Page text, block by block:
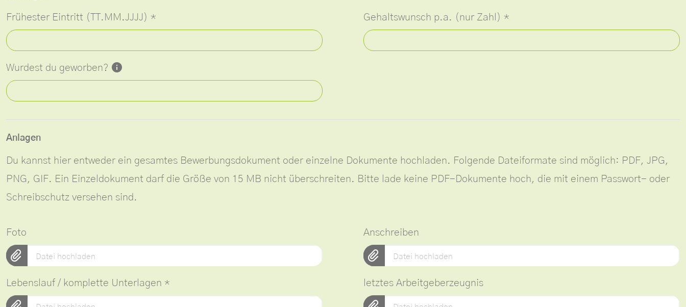
Frühester Eintritt (TT.MM.JJJJ) * Gehaltswunsch p.a. (nur Zahl) *
Wurdest du geworben?
Anlagen
Du kannst hier entweder ein gesamtes Bewerbungsdokument oder einzelne Dokumente hochladen. Folgende Dateiformate sind möglich: PDF, JPG,
PNG, GIF. Ein Einzeldokument darf die Größe von 15 MB nicht überschreiten. Bitte lade keine PDF-Dokumente hoch, die mit einem Passwort- oder
Schreibschutz versehen sind.
Foto
Datei hochladen
Anschreiben
Datei hochladen
Lebenslauf / komplette Unterlagen * letztes Arbeitgeberzeugnis